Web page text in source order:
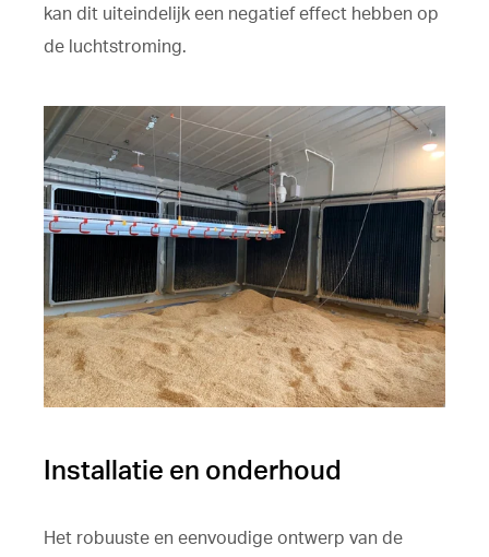
kan dit uiteindelijk een negatief effect hebben op
de luchtstroming.
Installatie en onderhoud
Het robuuste en eenvoudige ontwerp van de